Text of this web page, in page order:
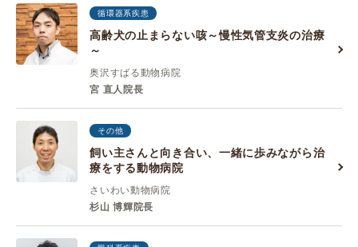
循環器系疾患
高齢犬の止まらない咳～慢性気管支炎の治療
～
奥沢すばる動物病院
宮 直人院長
その他
飼い主さんと向き合い、一緒に歩みながら治
療をする動物病院
さいわい動物病院
杉山 博輝院長